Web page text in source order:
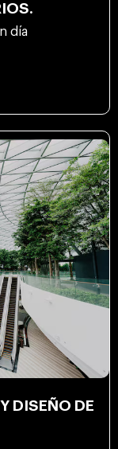
día
DISEÑO DE